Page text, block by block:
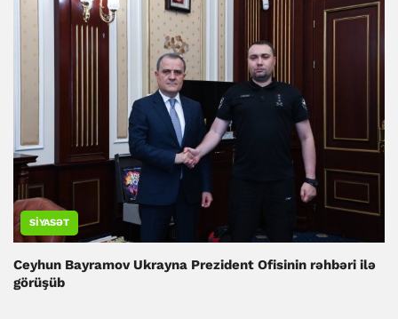
SIYASƏT
Ceyhun Bayramov Ukrayna Prezident Ofisinin rəhbəri ilə
görüşüb